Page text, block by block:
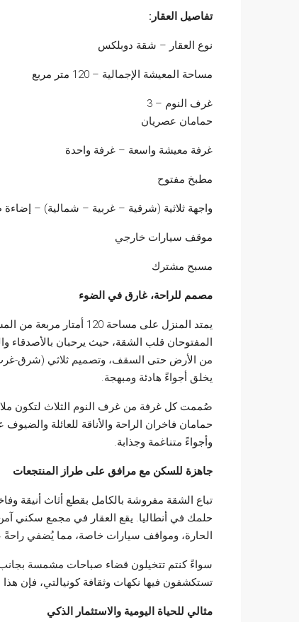
تفاصيل العقار:
نوع العقار – شقة دوبلكس
مساحة المعيشة الإجمالية – 120 متر مربع
غرف النوم – 3
حمامان عصريان
غرفة معيشة واسعة – غرفة واحدة
مطبخ مفتوح
واجهة ثلاثية (شرقية – غربية – شمالية) – إضاءة
موقف سيارات خارجي
مسبح مشترك
مصمم للراحة، غارق في الضوء
يمتد المنزل على مساحة
المفتوحان قلب الشقة، حيث يرحبان بالأصدقاء
من الأرض حتى السقف، وتصميم ثلاثي (شرق-
يخلق أجواءً هادئة ومبهجة.
صُممت كل غرفة من غرف النوم الثلاث لتكون
حمامان فاخران الراحة والأناقة للعائلة
وأجواءً متناغمة وجذابة.
جاهزة للسكن مع مرافق على طراز المنتجعات
تباع الشقة مفروشة بالكامل بقطع أثاث أنيقة
حلمك في أنطاليا. يقع العقار في مجمع سكني
الحارة، ومواقف سيارات خاصة، مما يُضفي راحةً
سواءً كنتم تتخيلون قضاء صباحات مشمسة
تستكشفون فيها نكهات وثقافة كونيالتي، فإن
مثالي للحياة اليومية والاستثمار الذكي